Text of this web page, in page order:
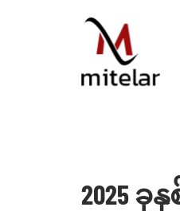
2025 ခု